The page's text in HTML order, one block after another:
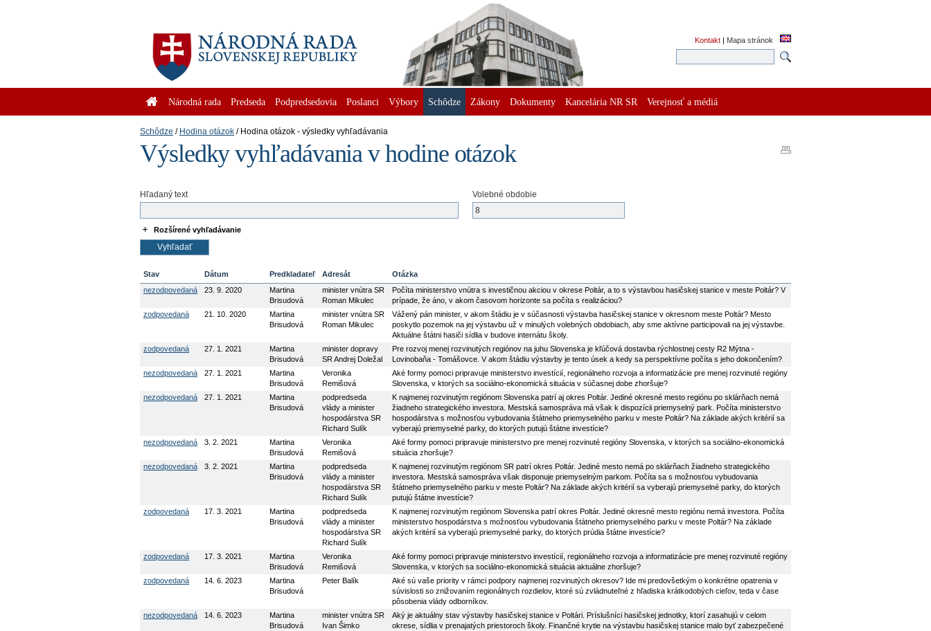
Kontakt | Mapa stránok
Národná rada Predseda Podpredsedovia Poslanci Výbory Schôdze Zákony Dokumenty Kancelária NR SR Verejnosť a médiá
Schôdze Hodina otázok Hodina otázok - výsledky vyhľadávania
Výsledky vyhľadávania v hodine otázok
Hľadaný text Volebné obdobie
Rozšírené vyhľadávanie
Stav Dátum Predkladateľ Adresát
Otázka
nezodpovedaná
23. 9. 2020
Martina
Brisudová
minister vnútra SR
Roman Mikulec
Počíta ministerstvo vnútra s investičnou akciou v okrese Poltár, a to s výstavbou hasičskej stanice v meste Poltár? V
prípade, že áno, v akom časovom horizonte sa počíta s realizáciou?
zodpovedaná
21. 10. 2020
Martina
Brisudová
minister vnútra SR
Roman Mikulec
Vážený pán minister, v akom štádiu je v súčasnosti výstavba hasičskej stanice v okresnom meste Poltár? Mesto
poskytlo pozemok na jej výstavbu už v minulých volebných obdobiach, aby sme aktívne participovali na jej výstavbe.
Aktuálne štátni hasiči sídlia v budove internátu školy.
zodpovedaná
27. 1. 2021
Martina
Brisudová
minister dopravy
SR Andrej Doležal
Pre rozvoj menej rozvinutých regiónov na juhu Slovenska je kľúčová dostavba rýchlostnej cesty R2 Mýtna -
Lovinobaňa - Tomášovce. V akom štádiu výstavby je tento úsek a kedy sa perspektívne počíta s jeho dokončením?
nezodpovedaná
27. 1. 2021
Martina
Brisudová
Veronika
Remišová
Aké formy pomoci pripravuje ministerstvo investícií, regionálneho rozvoja a informatizácie pre menej rozvinuté regióny
Slovenska, v ktorých sa sociálno-ekonomická situácia v súčasnej dobe zhoršuje?
nezodpovedaná
27. 1. 2021
Martina
Brisudová
podpredseda
vlády a minister
hospodárstva SR
Richard Sulík
K najmenej rozvinutým regiónom Slovenska patrí aj okres Poltár. Jediné okresné mesto regiónu po sklárňach nemá
žiadneho strategického investora. Mestská samospráva má však k dispozícii priemyselný park. Počíta ministerstvo
hospodárstva s možnosťou vybudovania štátneho priemyselného parku v meste Poltár? Na základe akých kritérií sa
vyberajú priemyselné parky, do ktorých putujú štátne investície?
nezodpovedaná
3. 2. 2021
Martina
Brisudová
Veronika
Remišová
Aké formy pomoci pripravuje ministerstvo pre menej rozvinuté regióny Slovenska, v ktorých sa sociálno-ekonomická
situácia zhoršuje?
nezodpovedaná
3. 2. 2021
Martina
Brisudová
podpredseda
vlády a minister
hospodárstva SR
Richard Sulík
K najmenej rozvinutým regiónom SR patrí okres Poltár. Jediné mesto nemá po sklárňach žiadneho strategického
investora. Mestská samospráva však disponuje priemyselným parkom. Počíta sa s možnosťou vybudovania
štátneho priemyselného parku v meste Poltár? Na základe akých kritérií sa vyberajú priemyselné parky, do ktorých
putujú štátne investície?
zodpovedaná
17. 3. 2021
Martina
Brisudová
podpredseda
vlády a minister
hospodárstva SR
Richard Sulík
K najmenej rozvinutým regiónom Slovenska patrí okres Poltár. Jediné okresné mesto regiónu nemá investora. Počíta
ministerstvo hospodárstva s možnosťou vybudovania štátneho priemyselného parku v meste Poltár? Na základe
akých kritérií sa vyberajú priemyselné parky, do ktorých prúdia štátne investície?
zodpovedaná 17. 3. 2021
Martina
Brisudová
Veronika
Remišová
Aké formy pomoci pripravuje ministerstvo investícií, regionálneho rozvoja a informatizácie pre menej rozvinuté regióny
Slovenska, v ktorých sa sociálno-ekonomická situácia aktuálne zhoršuje?
zodpovedaná
14. 6. 2023
Martina
Brisudová
Peter Balík
Aké sú vaše priority v rámci podpory najmenej rozvinutých okresov? Ide mi predovšetkým o konkrétne opatrenia v
súvislosti so znižovaním regionálnych rozdielov, ktoré sú zvládnuteľné z hľadiska krátkodobých cieľov, teda v čase
pôsobenia vlády odborníkov.
nezodpovedaná
14. 6. 2023
Martina
Brisudová
minister vnútra SR
Ivan Šimko
Aký je aktuálny stav výstavby hasičskej stanice v Poltári. Príslušníci hasičskej jednotky, ktorí zasahujú v celom
okrese, sídlia v prenajatých priestoroch školy. Finančné krytie na výstavbu hasičskej stanice malo byť zabezpečené